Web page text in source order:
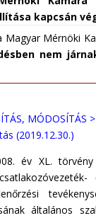
kapcsán
Mérnöki
nem
MÓDOSÍTÁS
(2019.12.30.)
év XL. törvény
általános